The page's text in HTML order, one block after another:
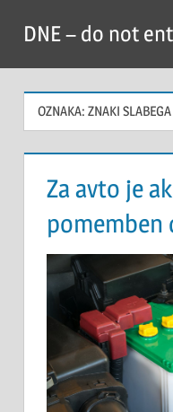
content
DNE – do not
OZNAKA: ZNAKI
Za avto je
pomemben